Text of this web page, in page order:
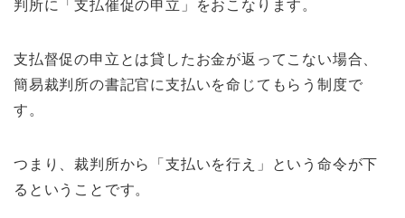
判所に「支払催促の申立」をおこなります。
支払督促の申立とは貸したお金が返ってこない場合、
簡易裁判所の書記官に支払いを命じてもらう制度で
す。
つまり、裁判所から「支払いを行え」という命令が下
るということです。